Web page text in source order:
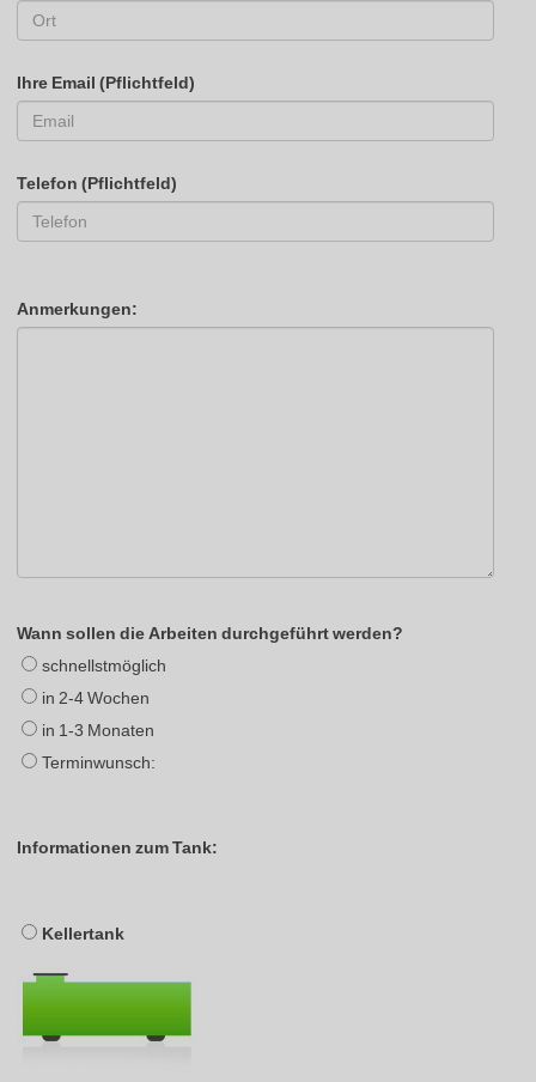
Ihre Email (Pflichtfeld)
Telefon (Pflichtfeld)
Anmerkungen:
Wann sollen die Arbeiten durchgeführt werden?
schnellstmöglich
in 2-4 Wochen
in 1-3 Monaten
Terminwunsch:
Informationen zum Tank:
Kellertank